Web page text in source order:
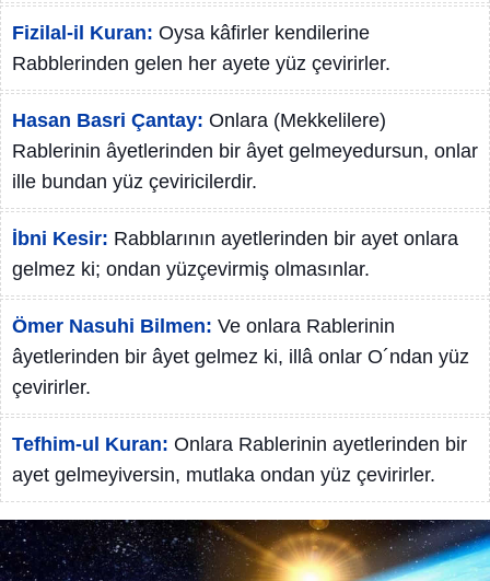
Fizilal-il Kuran: Oysa kâfirler kendilerine
Rabblerinden gelen her ayete yüz çevirirler.
Hasan Basri Çantay: Onlara (Mekkelilere)
Rablerinin âyetlerinden bir âyet gelmeyedursun, onlar
ille bundan yüz çeviricilerdir.
İbni Kesir: Rabblarının ayetlerinden bir ayet onlara
gelmez ki; ondan yüzçevirmiş olmasınlar.
Ömer Nasuhi Bilmen: Ve onlara Rablerinin
âyetlerinden bir âyet gelmez ki, illâ onlar O´ndan yüz
çevirirler.
Tefhim-ul Kuran: Onlara Rablerinin ayetlerinden bir
ayet gelmeyiversin, mutlaka ondan yüz çevirirler.